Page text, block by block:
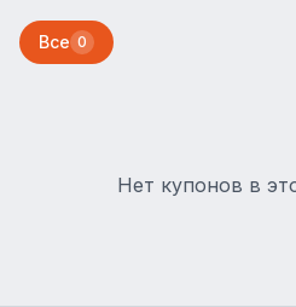
Все 0
Нет купонов в